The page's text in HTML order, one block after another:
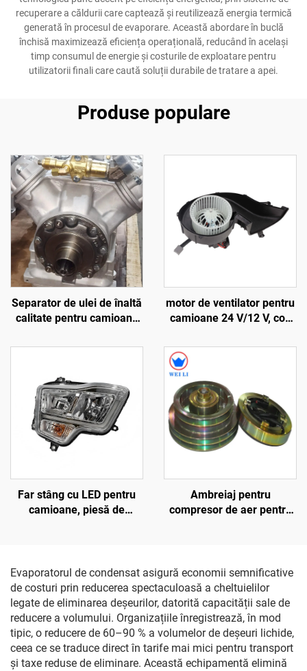
recuperare a căldurii care captează și reutilizează energia termică
generată în procesul de evaporare. Această abordare în buclă
închisă maximizează eficiența operațională, reducând în același
timp consumul de energie și costurile de exploatare pentru
utilizatorii finali care caută soluții durabile de tratare a apei.
Produse populare
Separator de ulei de înaltă
calitate pentru camioane
60059-01, separator de
Xarios 300/350/Viento 300
motor de ventilator pentru
camioane 24 V/12 V, cod
plastic ABS
Far stâng cu LED pentru
camioane, piesă de
Ambreiaj pentru
compresor de aer pentru
Evaporatorul de condensat asigură economii semnificative
de costuri prin reducerea spectaculoasă a cheltuielilor
legate de eliminarea deșeurilor, datorită capacității sale de
reducere a volumului. Organizațiile înregistrează, în mod
tipic, o reducere de 60–90 % a volumelor de deșeuri lichide,
ceea ce se traduce direct în tarife mai mici pentru transport
și taxe reduse de eliminare. Această echipamentă elimină